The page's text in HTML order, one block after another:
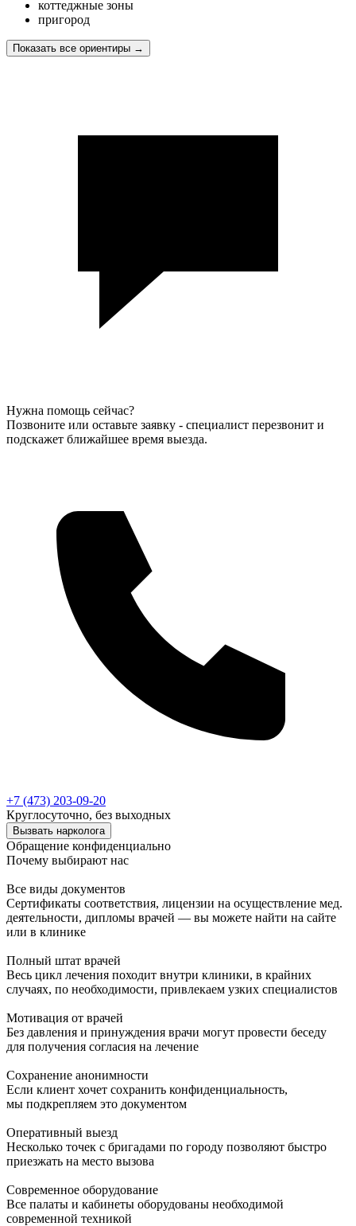
коттеджные зоны
пригород
Показать все ориентиры →
Нужна помощь сейчас?
Позвоните или оставьте заявку - специалист перезвонит и
подскажет ближайшее время выезда.
+7 (473) 203-09-20
Круглосуточно, без выходных
Вызвать нарколога
Обращение конфиденциально
Почему выбирают нас
Все виды документов
Сертификаты соответствия, лицензии на осуществление мед.
деятельности, дипломы врачей — вы можете найти на сайте
или в клинике
Полный штат врачей
Весь цикл лечения походит внутри клиники, в крайних
случаях, по необходимости, привлекаем узких специалистов
Мотивация от врачей
Без давления и принуждения врачи могут провести беседу
для получения согласия на лечение
Сохранение анонимности
Если клиент хочет сохранить конфиденциальность,
мы подкрепляем это документом
Оперативный выезд
Несколько точек с бригадами по городу позволяют быстро
приезжать на место вызова
Современное оборудование
Все палаты и кабинеты оборудованы необходимой
современной техникой